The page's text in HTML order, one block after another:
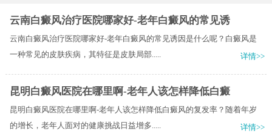
云南白癜风治疗医院哪家好-老年白癜风的常见诱
云南白癜风治疗医院哪家好-老年白癜风的常见诱因是什么呢？白癜风是
一种常见的皮肤疾病，其特征是皮肤局部.....
详情>>
昆明白癜风医院在哪里啊-老年人该怎样降低白癜
昆明白癜风医院在哪里啊-老年人该怎样降低白癜风的复发率？随着年岁
的增长，老年人面对的健康挑战日益增多.....
详情>>